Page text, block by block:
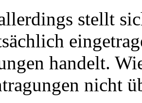
stellt
handelt.
nicht